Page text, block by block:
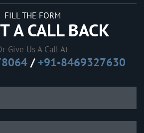
FILL THE FORM
A CALL BACK
Give Us A Call At
/ +91-8469327630